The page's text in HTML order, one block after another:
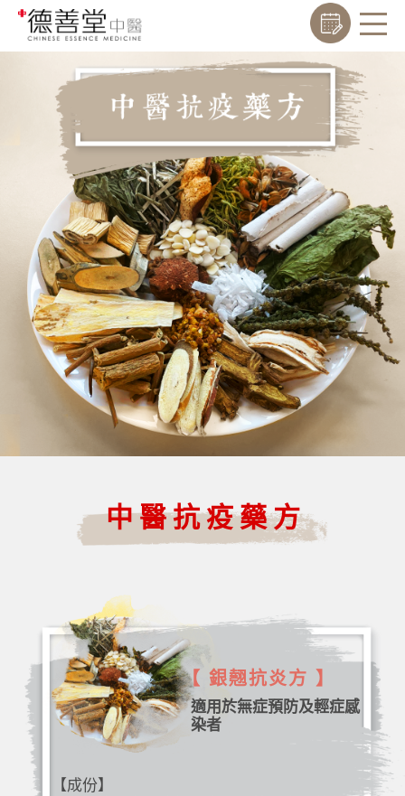
中醫抗疫藥方
【 銀翹抗炎方 】
適用於無症預防及輕症感
染者
【成份】